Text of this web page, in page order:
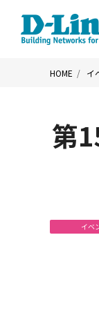
HOME イ
第
イベ